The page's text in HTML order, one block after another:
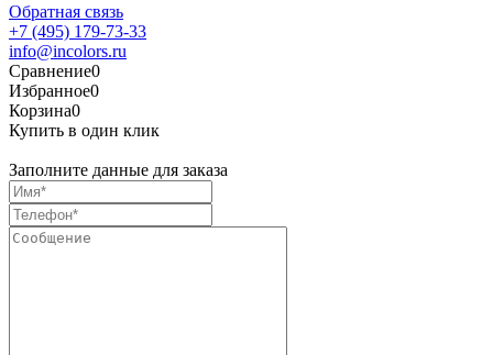
Обратная связь
+7 (495) 179-73-33
info@incolors.ru
Сравнение0
Избранное0
Корзина0
Купить в один клик
Заполните данные для заказа